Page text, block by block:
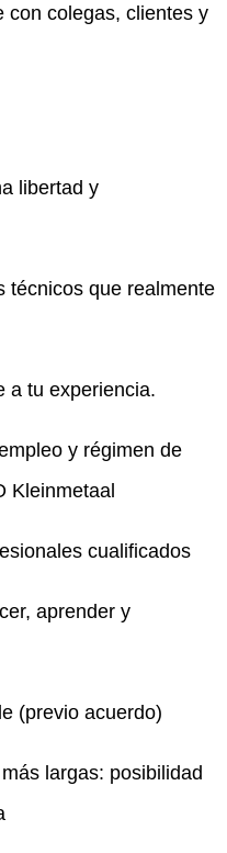
con colegas, clientes y
libertad y
técnicos que realmente
a tu experiencia.
y régimen de
Kleinmetaal
cualificados
aprender y
(previo acuerdo)
largas: posibilidad